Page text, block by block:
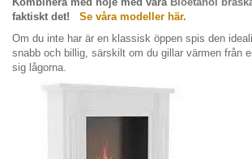
faktiskt det!
Se våra modeller här.
Om du inte har är en klassisk öppen spis den
snabb och billig, särskilt om du gillar värmen från
sig lågorna.